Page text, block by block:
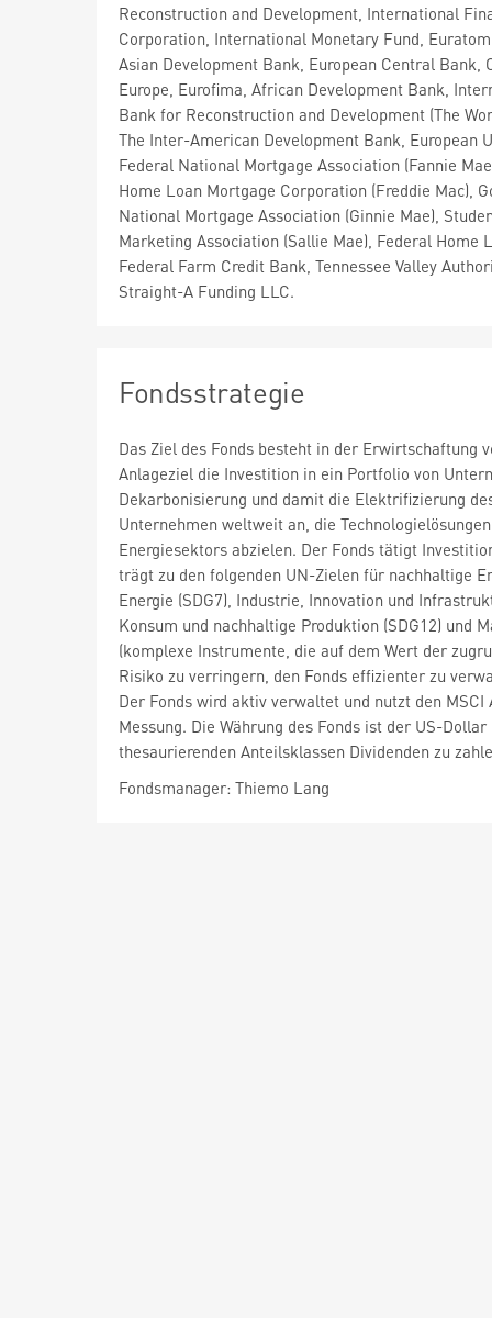
Reconstruction and Development, International
Corporation, International Monetary Fund,
Asian Development Bank, European Central Bank,
Europe, Eurofima, African Development Bank,
Bank for Reconstruction and Development (The
The Inter-American Development Bank, European
Federal National Mortgage Association (Fannie
Home Loan Mortgage Corporation (Freddie Mac),
National Mortgage Association (Ginnie Mae),
Marketing Association (Sallie Mae), Federal Home
Federal Farm Credit Bank, Tennessee Valley
Straight-A Funding LLC.
Fondsstrategie
Das Ziel des Fonds besteht in der Erwirtschaftung
Anlageziel die Investition in ein Portfolio von
Dekarbonisierung und damit die Elektrifizierung
Unternehmen weltweit an, die
Energiesektors abzielen. Der Fonds tätigt
trägt zu den folgenden UN-Zielen für nachhaltige
Energie (SDG7), Industrie, Innovation und
Konsum und nachhaltige Produktion (SDG12) und
(komplexe Instrumente, die auf dem Wert der
Risiko zu verringern, den Fonds effizienter zu
Der Fonds wird aktiv verwaltet und nutzt den
Messung. Die Währung des Fonds ist der US-
thesaurierenden Anteilsklassen Dividenden zu
Fondsmanager: Thiemo Lang